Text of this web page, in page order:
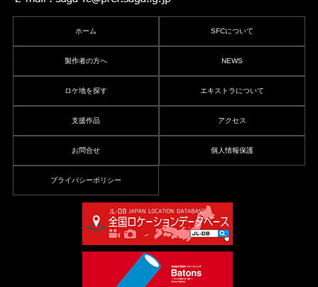
ホーム SFCについて
製作者の方へ NEWS
ロケ地を探す エキストラについて
支援作品 アクセス
お問合せ 個人情報保護
プライバシーポリシー